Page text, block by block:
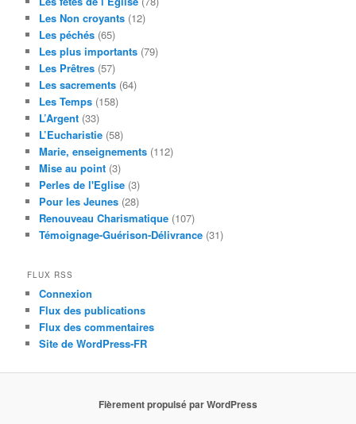
Les Non croyants (12)
Les péchés (65)
Les plus importants (79)
Les Prêtres (57)
Les sacrements (64)
Les Temps (158)
L’Argent (33)
L’Eucharistie (58)
Marie, enseignements (112)
Mise au point (3)
Perles de l'Eglise (3)
Pour les Jeunes (28)
Renouveau Charismatique (107)
Témoignage-Guérison-Délivrance (31)
FLUX RSS
Connexion
Flux des publications
Flux des commentaires
Site de WordPress-FR
Fièrement propulsé par WordPress